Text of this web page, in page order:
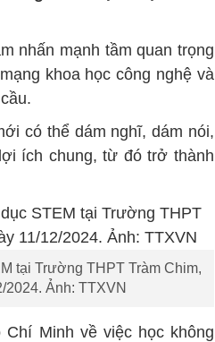
nhấn mạnh tầm quan trọng
khoa học công nghệ và
có thể dám nghĩ, dám nói,
ích chung, từ đó trở thành
tại Trường THPT Tràm Chim,
2024. Ảnh: TTXVN
Minh về việc học không